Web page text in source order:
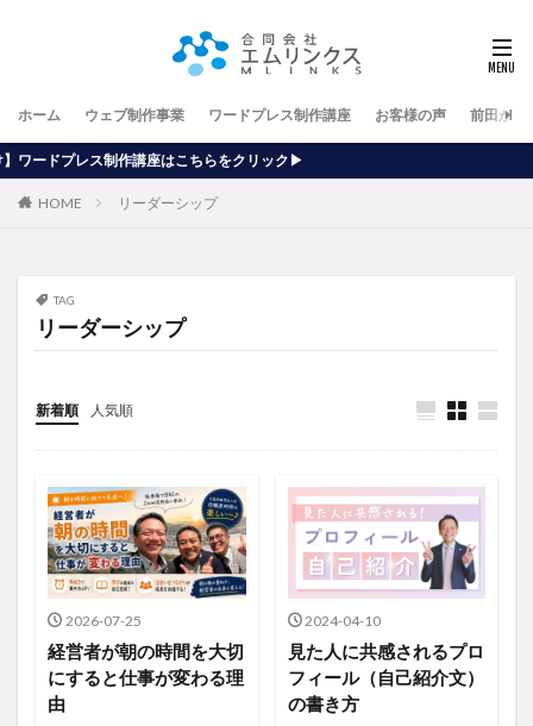
ホーム ウェブ制作事業 ワードプレス制作講座 お客様の声 前田が行
はこちらをクリック▶
HOME リーダーシップ
TAG
リーダーシップ
新着順 人気順
2026-07-25
経営者が朝の時間を大切
にすると仕事が変わる理
由
2024-04-10
見た人に共感されるプロ
フィール（自己紹介文）
の書き方